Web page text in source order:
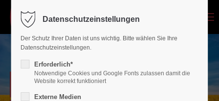
Login
Benutzername
NEWSARCHIV
Datenschutzeinstellungen
Der Schutz Ihrer Daten ist uns wichtig. Bitte wählen Sie Ihre
Datenschutzeinstellungen.
Erforderlich*
Notwendige Cookies und Google Fonts zulassen damit die
Website korrekt funktioniert
Externe Medien